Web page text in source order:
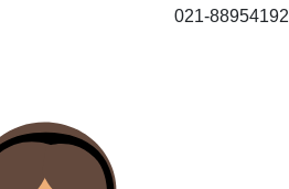
021-88954192